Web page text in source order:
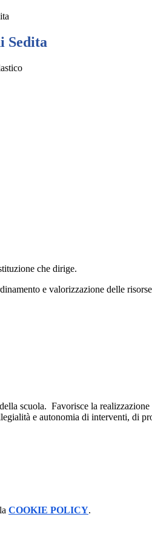
Sedita
che dirige.
e valorizzazione delle
scuola. Favorisce la
e autonomia di interventi, di
COOKIE POLICY.